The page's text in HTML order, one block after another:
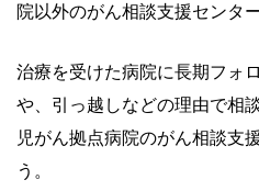
院以外のがん相談支援センタ
治療を受けた病院に長期フォ
や、引っ越しなどの理由で相
児がん拠点病院のがん相談支
う。